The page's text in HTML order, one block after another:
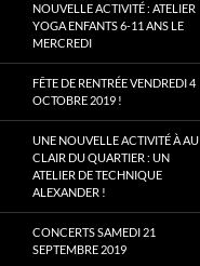
NOUVELLE ACTIVITÉ : ATELIER
YOGA ENFANTS 6-11 ANS LE
MERCREDI
FÊTE DE RENTRÉE VENDREDI 4
OCTOBRE 2019 !
UNE NOUVELLE ACTIVITÉ À AU
CLAIR DU QUARTIER : UN
ATELIER DE TECHNIQUE
ALEXANDER !
CONCERTS SAMEDI 21
SEPTEMBRE 2019